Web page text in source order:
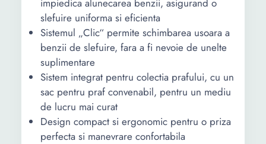
impiedica alunecarea benzii, asigurand o
slefuire uniforma si eficienta
Sistemul „Clic“ permite schimbarea usoara a
benzii de slefuire, fara a fi nevoie de unelte
suplimentare
Sistem integrat pentru colectia prafului, cu un
sac pentru praf convenabil, pentru un mediu
de lucru mai curat
Design compact si ergonomic pentru o priza
perfecta si manevrare confortabila